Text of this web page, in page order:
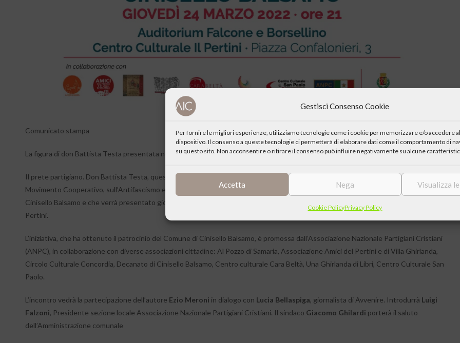
Gestisci Consenso Cookie
Per fornire le migliori esperienze, utilizziamo tecnologie come i cookie per memorizzare e/o accedere
dispositivo. Il consenso a queste tecnologie ci permetterà di elaborare dati come il comportamento di
su questo sito. Non acconsentire o ritirare il consenso può influire negativamente su alcune
Accetta Nega Visualizza
Cookie PolicyPrivacy Policy
Comunicato stampa
La figura di don Battista Testa presentata nel nuovo libro di Meroni al Pertini
Il prete partigiano. Don Battista Testa, questo il titolo del nuovo libro di Ezio Meroni – storico locale e autore di diversi volumi sul
Movimento Cooperativo, sull’Antifascismo e sulla Resistenza – che racconta la vita del sacerdote che organizzò la Resistenza a
Cinisello Balsamo e che verrà presentato giovedì 24 marzo, ore 21, presso l’Auditorium Falcone e Borsellino del Centro Culturale Il
Pertini.
L’iniziativa, che ha ottenuto il patrocinio del Comune di Cinisello Balsamo, è promossa dall’Associazione Nazionale Partigiani Cristiani
(ANPC), in collaborazione con diverse associazioni cittadine: Al Pozzo di Samaria, Associazione Amici del Pertini e di Villa Ghirlanda,
Circolo Culturale Concordia, Decanato di Cinisello Balsamo, Centro culturale Cara Beltà, Una Ghirlanda di Libri, Centro Culturale San
Paolo.
L’incontro vedrà la partecipazione dell’autore Ezio Meroni in dialogo con Lucia Bellaspiga, giornalista di Avvenire. Introdurrà Luigi
Falzoni, Presidente sezione locale Associazione Nazionale Partigiani Cristiani. Il sindaco Giacomo Ghilardi porterà il saluto
dell’Amministrazione comunale